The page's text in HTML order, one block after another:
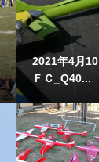
2021年4月
ＦＣ_Q40...